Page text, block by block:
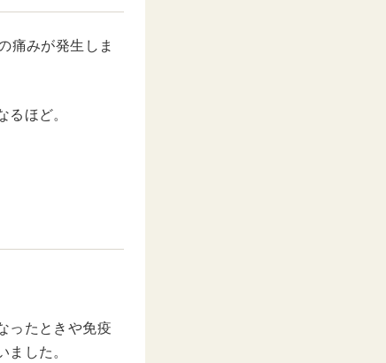
t
e
痛みが発生しま
ほど。
ったときや免疫
した。